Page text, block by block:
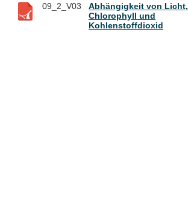
09_2_V03
Abhängigkeit von Licht,
Chlorophyll und
Kohlenstoffdioxid